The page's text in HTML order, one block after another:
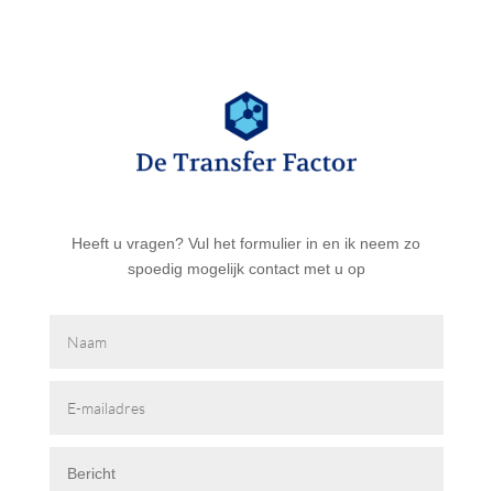
Heeft u vragen? Vul het formulier in en ik neem zo
spoedig mogelijk contact met u op